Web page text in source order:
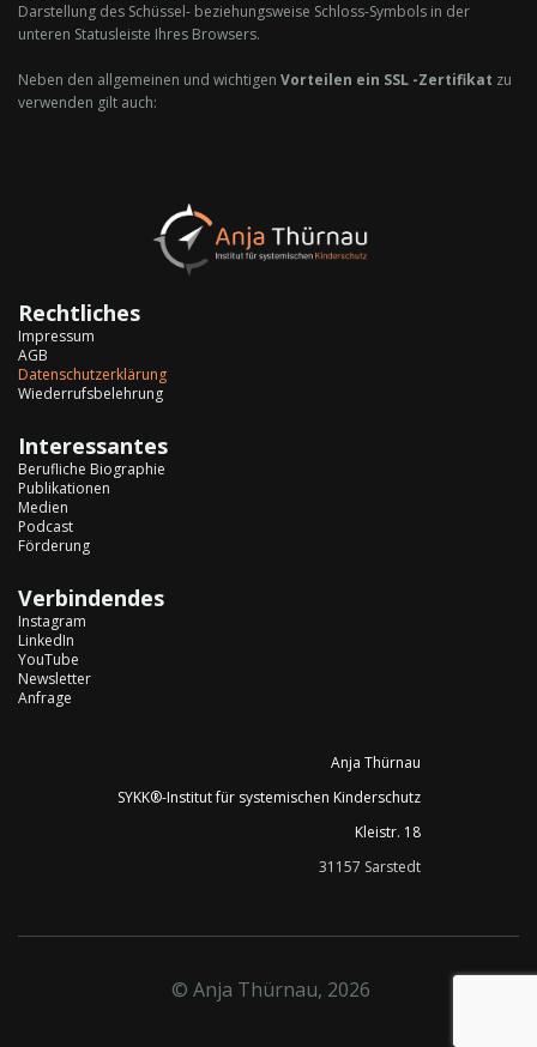
Darstellung des Schüssel- beziehungsweise Schloss-Symbols in der
unteren Statusleiste Ihres Browsers.
Neben den allgemeinen und wichtigen Vorteilen ein SSL -Zertifikat zu
verwenden gilt auch:
Rechtliches
Impressum
AGB
Datenschutzerklärung
Wiederrufsbelehrung
Interessantes
Berufliche Biographie
Publikationen
Medien
Podcast
Förderung
Verbindendes
Instagram
LinkedIn
YouTube
Newsletter
Anfrage
Anja Thürnau
SYKK®-Institut für systemischen Kinderschutz
Kleistr. 18
31157 Sarstedt
© Anja Thürnau, 2026